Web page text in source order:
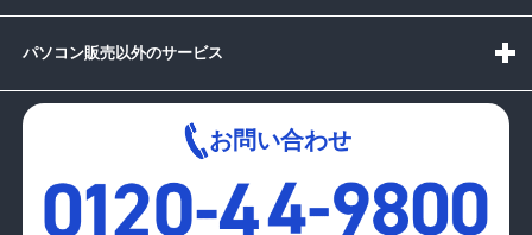
パソコン販売以外のサービス
お問い合わせ